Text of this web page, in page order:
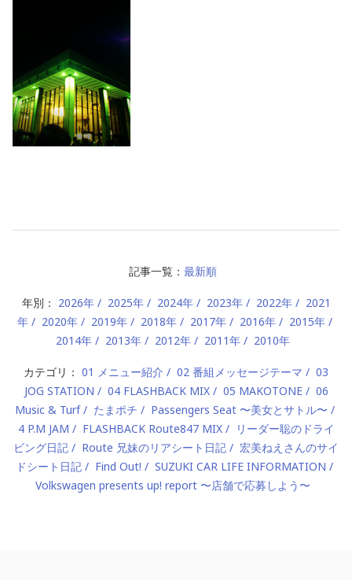
記事一覧： 最新順
年別： 2026年 2025年 2024年 2023年 2022年
2021
年
2020年 2019年 2018年 2017年 2016年
2015年
2014年
2013年 2012年 2011年 2010年
カテゴリ： 01 メニュー紹介 02 番組メッセージテーマ
03
JOG STATION
04 FLASHBACK MIX 05 MAKOTONE
06
Music & Turf
たまポチ
Passengers Seat 〜美女とサトル〜
4 P.M JAM
FLASHBACK Route847 MIX
リーダー聡のドライ
ビング日記
Route 兄妹のリアシート日記
宏美ねえさんのサイ
ドシート日記
Find Out!
SUZUKI CAR LIFE INFORMATION
Volkswagen presents up! report 〜店舗で応募しよう〜